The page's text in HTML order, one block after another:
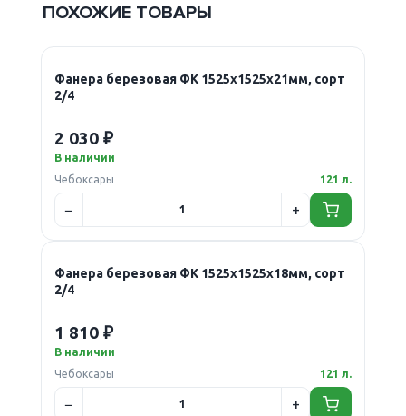
ПОХОЖИЕ ТОВАРЫ
Фанера березовая ФК 1525х1525х21мм, сорт
2/4
2 030 ₽
В наличии
Чебоксары
121 л.
Фанера березовая ФК 1525х1525х18мм, сорт
2/4
1 810 ₽
В наличии
Чебоксары
121 л.